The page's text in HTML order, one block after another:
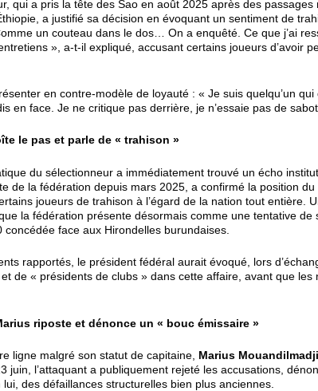
qui a pris la tête des Sao en août 2025 après des
a justifié sa décision en évoquant un sentiment de
un couteau dans le dos… On a enquêté. Ce que j’ai
», a-t-il expliqué, accusant certains joueurs d’avoir
en contre-modèle de loyauté : « Je suis quelqu’un
en face. Je ne critique pas derrière, je n’essaie pas de
le pas et parle de « trahison »
du sélectionneur a immédiatement trouvé un écho
de la fédération depuis mars 2025, a confirmé la position
joueurs de trahison à l’égard de la nation tout entière.
la fédération présente désormais comme une tentative
concédée face aux Hirondelles burundaises.
rapportés, le président fédéral aurait évoqué, lors
de « présidents de clubs » dans cette affaire, avant que
riposte et dénonce un « bouc émissaire »
ligne malgré son statut de capitaine, Marius Mouandilmadji
juin, l’attaquant a publiquement rejeté les accusations,
lui, des défaillances structurelles bien plus anciennes.